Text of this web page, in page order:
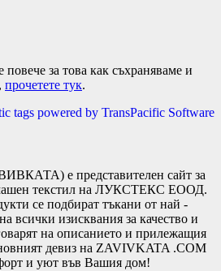
повече за това как съхраняваме и
прочетете тук.
tags powered by TransPacific Software
е представителен сайт за
текстил на ЛУКСТЕКС ЕООД.
се подбират тъкани от най -
всички изисквания за качество и
на описанието и прилежащия
девиз на ZAVIVKATA .COM
и уют във Вашия дом!